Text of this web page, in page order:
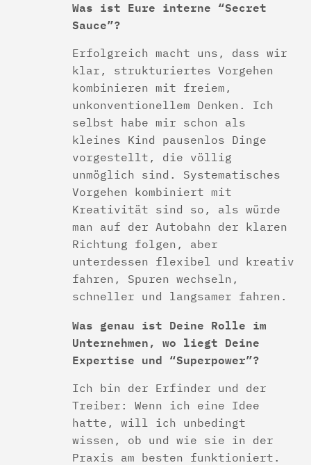
Was ist Eure interne “Secret
Sauce”?
Erfolgreich macht uns, dass wir
klar, strukturiertes Vorgehen
kombinieren mit freiem,
unkonventionellem Denken. Ich
selbst habe mir schon als
kleines Kind pausenlos Dinge
vorgestellt, die völlig
unmöglich sind. Systematisches
Vorgehen kombiniert mit
Kreativität sind so, als würde
man auf der Autobahn der klaren
Richtung folgen, aber
unterdessen flexibel und kreativ
fahren, Spuren wechseln,
schneller und langsamer fahren.
Was genau ist Deine Rolle im
Unternehmen, wo liegt Deine
Expertise und “Superpower”?
Ich bin der Erfinder und der
Treiber: Wenn ich eine Idee
hatte, will ich unbedingt
wissen, ob und wie sie in der
Praxis am besten funktioniert.